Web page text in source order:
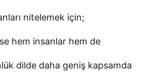
nitelemek için;
hem insanlar hem de
dilde daha geniş kapsamda